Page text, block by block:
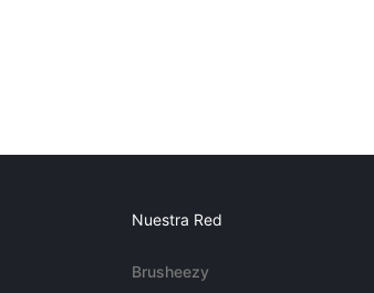
Nuestra Red
Brusheezy